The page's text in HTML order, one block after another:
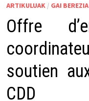
ARTIKULUAK / GAI BEREZIA
Offre
soutien
CDD